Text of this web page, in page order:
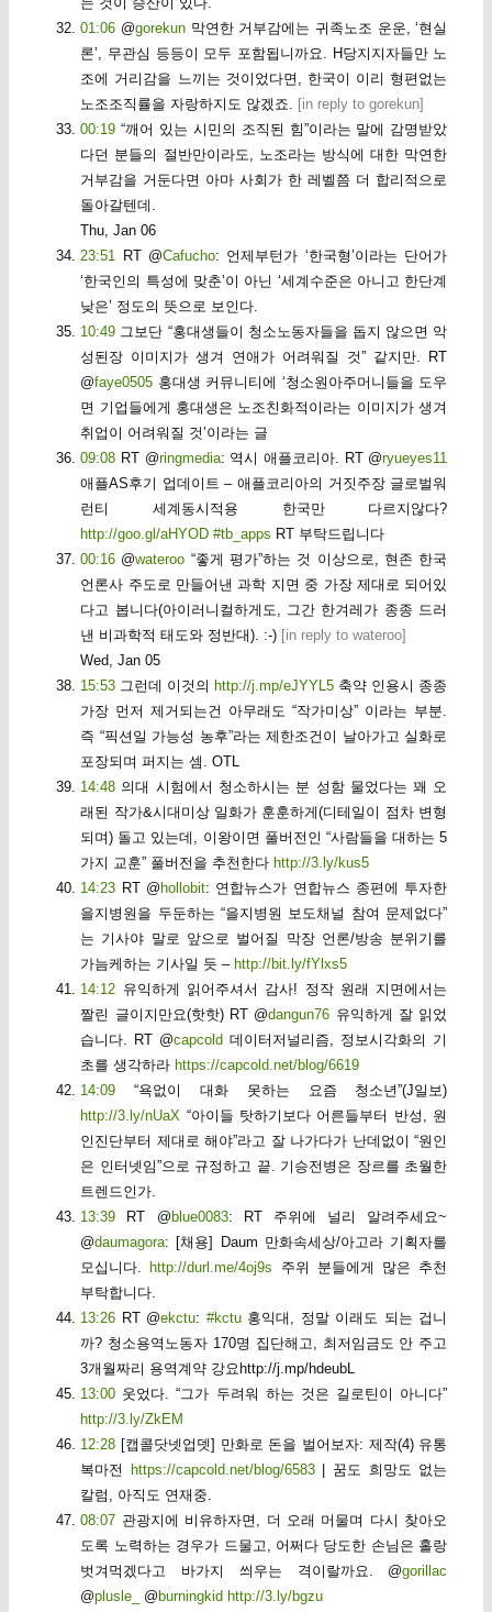
01:06 @gorekun막연한 거부감에는 귀족노조 운운, ‘현실
론’, 무관심 등등이 모두 포함됩니까요. H당지지자들만 노
조에 거리감을 느끼는 것이었다면, 한국이 이리 형편없는
노조조직률을 자랑하지도 않겠죠. [in reply to gorekun]
00:19 “깨어 있는 시민의 조직된 힘”이라는 말에 감명받았
다던 분들의 절반만이라도, 노조라는 방식에 대한 막연한
거부감을 거둔다면 아마 사회가 한 레벨쯤 더 합리적으로
돌아갈텐데.
Thu, Jan 06
23:51 RT @Cafucho: 언제부턴가 ‘한국형’이라는 단어가
‘한국인의 특성에 맞춘’이 아닌 ‘세계수준은 아니고 한단계
낮은’ 정도의 뜻으로 보인다.
10:49 그보단 “홍대생들이 청소노동자들을 돕지 않으면 악
성된장 이미지가 생겨 연애가 어려워질 것” 같지만. RT
@faye0505 홍대생 커뮤니티에 ‘청소원아주머니들을 도우
면 기업들에게 홍대생은 노조친화적이라는 이미지가 생겨
취업이 어려워질 것’이라는 글
09:08 RT @ringmedia: 역시 애플코리아. RT @ryueyes11
애플AS후기 업데이트 – 애플코리아의 거짓주장 글로벌워
런티 세계동시적용 한국만 다르지않다?
http://goo.gl/aHYOD #tb_apps RT 부탁드립니다
00:16 @wateroo “좋게 평가”하는 것 이상으로, 현존 한국
언론사 주도로 만들어낸 과학 지면 중 가장 제대로 되어있
다고 봅니다(아이러니컬하게도, 그간 한겨레가 종종 드러
낸 비과학적 태도와 정반대). :-) [in reply to wateroo]
Wed, Jan 05
15:53 그런데 이것의 http://j.mp/eJYYL5 축약 인용시 종종
가장 먼저 제거되는건 아무래도 “작가미상” 이라는 부분.
즉 “픽션일 가능성 농후”라는 제한조건이 날아가고 실화로
포장되며 퍼지는 셈. OTL
14:48 의대 시험에서 청소하시는 분 성함 물었다는 꽤 오
래된 작가&시대미상 일화가 훈훈하게(디테일이 점차 변형
되며) 돌고 있는데, 이왕이면 풀버전인 “사람들을 대하는 5
가지 교훈” 풀버전을 추천한다 http://3.ly/kus5
14:23 RT @ hollobit: 연합뉴스가 연합뉴스 종편에 투자한
을지병원을 두둔하는 “을지병원 보도채널 참여 문제없다”
는 기사야 말로 앞으로 벌어질 막장 언론/방송 분위기를
가늠케하는 기사일 듯 – http://bit.ly/fYlxs5
14:12 유익하게 읽어주셔서 감사! 정작 원래 지면에서는
짤린 글이지만요(핫핫) RT @dangun76 유익하게 잘 읽었
습니다. RT @capcold 데이터저널리즘, 정보시각화의 기
초를 생각하라 https://capcold.net/blog/6619
14:09
“욕없이 대화 못하는 요즘 청소년”(J일보)
http://3.ly/nUaX “아이들 탓하기보다 어른들부터 반성, 원
인진단부터 제대로 해야”라고 잘 나가다가 난데없이 “원인
은 인터넷임”으로 규정하고 끝. 기승전병은 장르를 초월한
트렌드인가.
13:39
RT @ blue0083: RT 주위에 널리 알려주세요~
@daumagora: [채용] Daum 만화속세상/아고라 기획자를
모십니다.
http://durl.me/4oj9s 주위 분들에게 많은 추천
부탁합니다.
13:26 RT @ekctu: #kctu홍익대, 정말 이래도 되는 겁니
까? 청소용역노동자 170명 집단해고, 최저임금도 안 주고
3개월짜리 용역계약 강요http://j.mp/hdeubL
13:00 웃었다. “그가 두려워 하는 것은 길로틴이 아니다”
http://3.ly/ZkEM
12:28 [캡콜닷넷업뎃] 만화로 돈을 벌어보자: 제작(4) 유통
복마전
https://capcold.net/blog/6583| 꿈도 희망도 없는
칼럼, 아직도 연재중.
08:07 관광지에 비유하자면, 더 오래 머물며 다시 찾아오
도록 노력하는 경우가 드물고, 어쩌다 당도한 손님은 홀랑
벗겨먹겠다고 바가지 씌우는 격이랄까요. @gorillac
@plusle_ @ burningkid http://3.ly/bgzu